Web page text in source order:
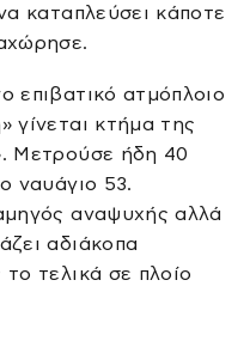
καταπλεύσει κάποτε
επιβατικό ατμόπλοιο
γίνεται κτήμα της
Μετρούσε ήδη 40
ναυάγιο 53.
αναψυχής αλλά
αδιάκοπα
τελικά σε πλοίο